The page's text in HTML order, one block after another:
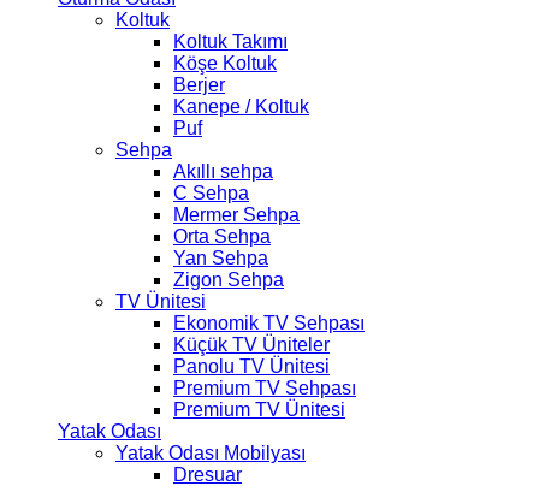
Koltuk
Koltuk Takımı
Köşe Koltuk
Berjer
Kanepe / Koltuk
Puf
Sehpa
Akıllı sehpa
C Sehpa
Mermer Sehpa
Orta Sehpa
Yan Sehpa
Zigon Sehpa
TV Ünitesi
Ekonomik TV Sehpası
Küçük TV Üniteler
Panolu TV Ünitesi
Premium TV Sehpası
Premium TV Ünitesi
Yatak Odası
Yatak Odası Mobilyası
Dresuar